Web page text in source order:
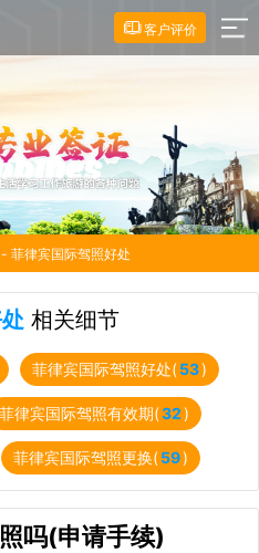
客户评价
- 菲律宾国际驾照好处
相关细节
菲律宾国际驾照好处(53)
菲律宾国际驾照有效期(32)
菲律宾国际驾照更换(59)
吗(申请手续)